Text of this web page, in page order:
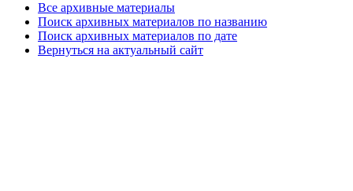
Все архивные материалы
Поиск архивных материалов по названию
Поиск архивных материалов по дате
Вернуться на актуальный сайт